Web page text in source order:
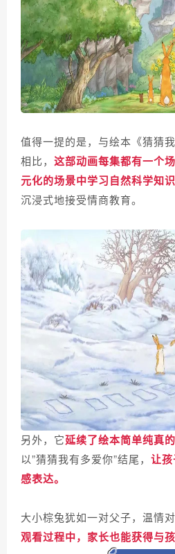
值得一提的是，与绘本《猜猜
相比， 这部动画每集都有一个
元化的场景中学习自然科学知识
沉浸式地接受情商教育。
另外，它延续了绘本简单纯真
以”猜猜我有多爱你”结尾， 让
感表达。
大小棕兔犹如一对父子，温情
观看过程中，家长也能获得与